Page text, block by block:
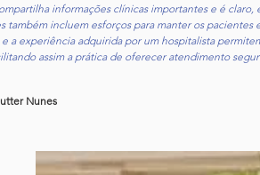
informações clínicas importantes e é claro,
também incluem esforços para manter os pacientes
a experiência adquirida por um hospitalista
assim a prática de oferecer atendimento
Nunes